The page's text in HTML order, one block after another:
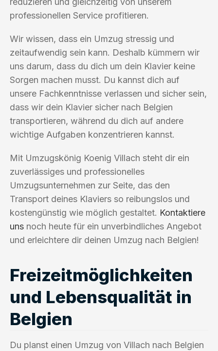
professionellen Service profitieren.
Wir wissen, dass ein Umzug stressig und
zeitaufwendig sein kann. Deshalb kümmern wir
uns darum, dass du dich um dein Klavier keine
Sorgen machen musst. Du kannst dich auf
unsere Fachkenntnisse verlassen und sicher sein,
dass wir dein Klavier sicher nach Belgien
transportieren, während du dich auf andere
wichtige Aufgaben konzentrieren kannst.
Mit Umzugskönig Koenig Villach steht dir ein
zuverlässiges und professionelles
Umzugsunternehmen zur Seite, das den
Transport deines Klaviers so reibungslos und
kostengünstig wie möglich gestaltet. Kontaktiere
uns noch heute für ein unverbindliches Angebot
und erleichtere dir deinen Umzug nach Belgien!
Freizeitmöglichkeiten
und Lebensqualität in
Belgien
Du planst einen Umzug von Villach nach Belgien